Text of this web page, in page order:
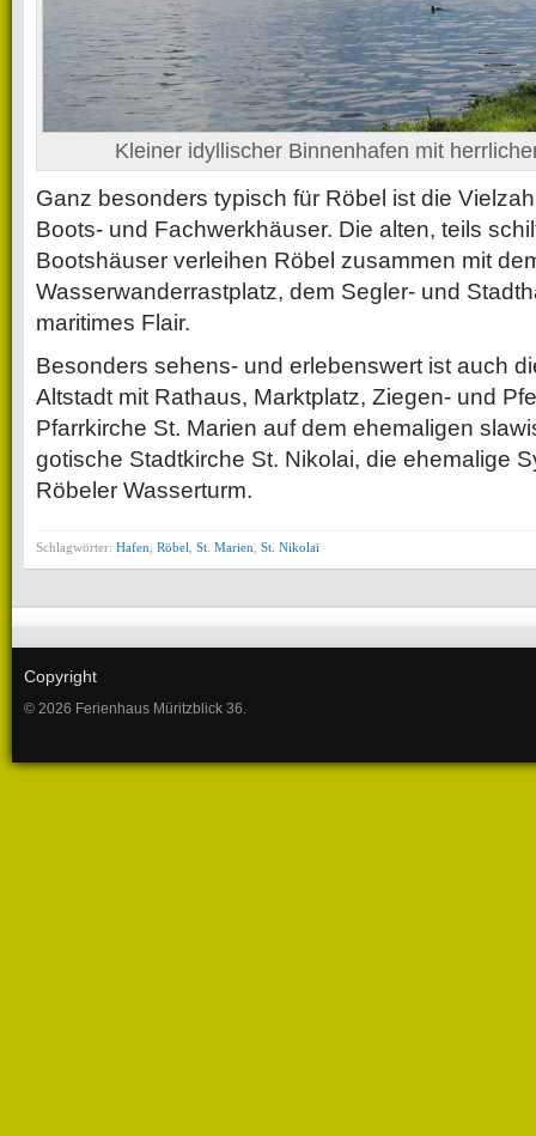
Kleiner idyllischer Binnenhafen mit
Ganz besonders typisch für Röbel ist die
Boots- und Fachwerkhäuser. Die alten, teils
Bootshäuser verleihen Röbel zusammen mit
Wasserwanderrastplatz, dem Segler- und
maritimes Flair.
Besonders sehens- und erlebenswert ist auch
Altstadt mit Rathaus, Marktplatz, Ziegen- und
Pfarrkirche St. Marien auf dem ehemaligen
gotische Stadtkirche St. Nikolai, die ehemalige
Röbeler Wasserturm.
Schlagwörter: Hafen Röbel St. Marien St. Nikolai
Copyright
© 2026 Ferienhaus Müritzblick 36.